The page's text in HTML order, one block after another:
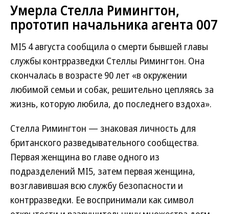
Умерла Стелла Римингтон,
прототип начальника агента 007
MI5 4 августа сообщила о смерти бывшей главы
службы контрразведки Стеллы Римингтон. Она
скончалась в возрасте 90 лет «в окружении
любимой семьи и собак, решительно цепляясь за
жизнь, которую любила, до последнего вздоха».
Стелла Римингтон — знаковая личность для
британского разведывательного сообщества.
Первая женщина во главе одного из
подразделений MI5, затем первая женщина,
возглавившая всю службу безопасности и
контрразведки. Ее воспринимали как символ